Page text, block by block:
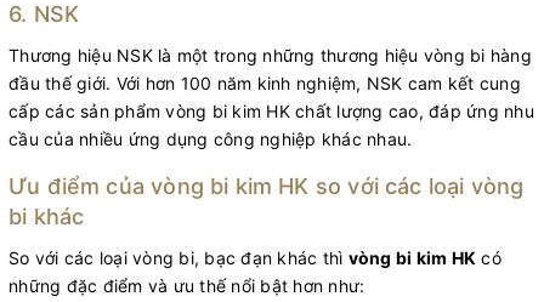
6. NSK
Thương hiệu NSK là một trong những thương hiệu vòng bi hàng
đầu thế giới. Với hơn 100 năm kinh nghiệm, NSK cam kết cung
cấp các sản phẩm vòng bi kim HK chất lượng cao, đáp ứng nhu
cầu của nhiều ứng dụng công nghiệp khác nhau.
Ưu điểm của vòng bi kim HK so với các loại vòng
bi khác
So với các loại vòng bi, bạc đạn khác thì vòng bi kim HK có
những đặc điểm và ưu thế nổi bật hơn như: